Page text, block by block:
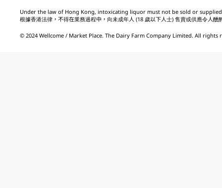
Under the law of Hong Kong, intoxicating liquor must not be sold or
根據香港法律，不得在業務過程中，向未成年人 (18 歲以下人士) 售賣或供應令人醺
© 2024 Wellcome / Market Place. The Dairy Farm Company Limited. All rights